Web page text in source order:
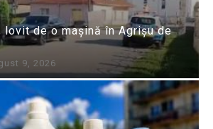
lovit de o mașină în Agrișu de
9, 2026